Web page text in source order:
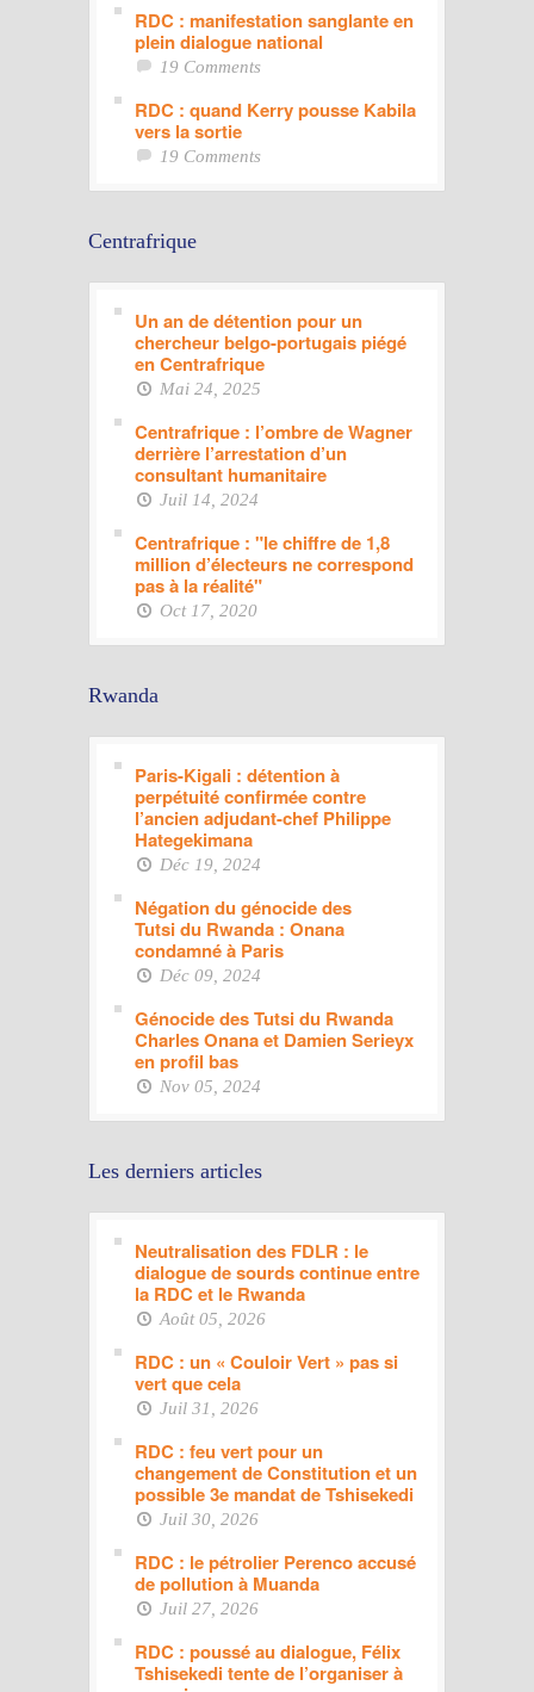
RDC : manifestation sanglante en
plein dialogue national
19 Comments
RDC : quand Kerry pousse Kabila
vers la sortie
19 Comments
Centrafrique
Un an de détention pour un
chercheur belgo-portugais piégé
en Centrafrique
Mai 24, 2025
Centrafrique : l’ombre de Wagner
derrière l’arrestation d’un
consultant humanitaire
Juil 14, 2024
Centrafrique : "le chiffre de 1,8
million d’électeurs ne correspond
pas à la réalité"
Oct 17, 2020
Rwanda
Paris-Kigali : détention à
perpétuité confirmée contre
l’ancien adjudant-chef Philippe
Hategekimana
Déc 19, 2024
Négation du génocide des
Tutsi du Rwanda : Onana
condamné à Paris
Déc 09, 2024
Génocide des Tutsi du Rwanda
Charles Onana et Damien Serieyx
en profil bas
Nov 05, 2024
Les derniers articles
Neutralisation des FDLR : le
dialogue de sourds continue entre
la RDC et le Rwanda
Août 05, 2026
RDC : un « Couloir Vert » pas si
vert que cela
Juil 31, 2026
RDC : feu vert pour un
changement de Constitution et un
possible 3e mandat de Tshisekedi
Juil 30, 2026
RDC : le pétrolier Perenco accusé
de pollution à Muanda
Juil 27, 2026
RDC : poussé au dialogue, Félix
Tshisekedi tente de l’organiser à